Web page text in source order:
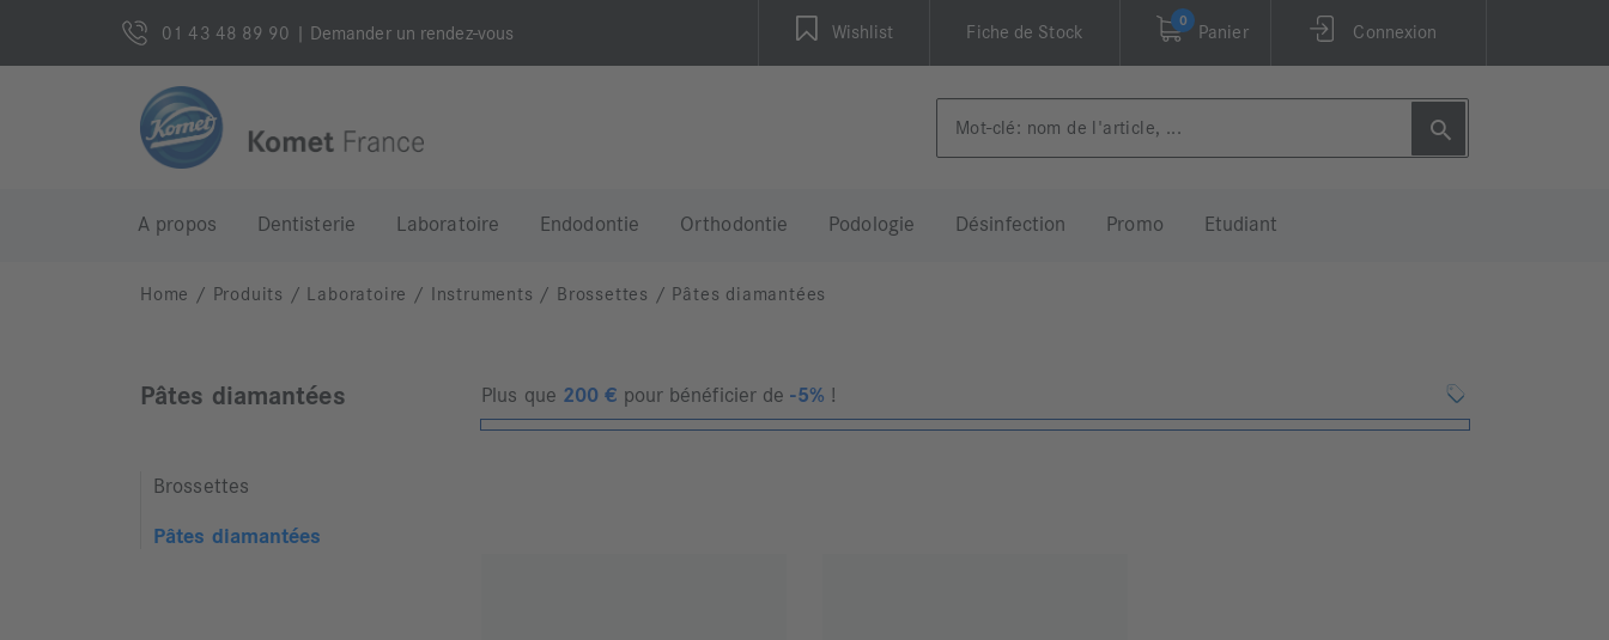
01 43 48 89 90 | Demander un rendez-vous Wishlist Fiche de Stock
0
Panier Connexion
A propos Dentisterie Laboratoire Endodontie Orthodontie Podologie Désinfection Promo Etudiant
Home / Produits / Laboratoire / Instruments / Brossettes / Pâtes diamantées
Pâtes diamantées
Brossettes
Pâtes diamantées
Plus que 200 € pour bénéficier de-5% !